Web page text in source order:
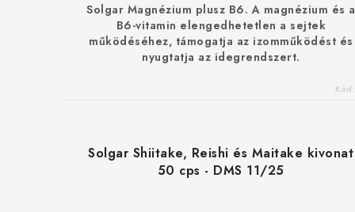
Solgar Magnézium plusz B6. A magnézium és a
B6-vitamin elengedhetetlen a sejtek
működéséhez, támogatja az izomműködést és
nyugtatja az idegrendszert.
Kód:
Solgar Shiitake, Reishi és Maitake kivonat
50 cps - DMS 11/25